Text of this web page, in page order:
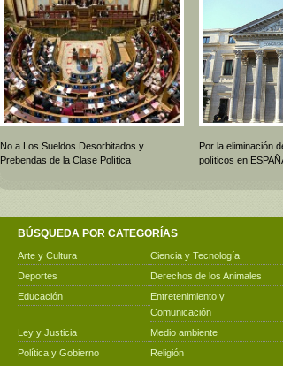
No a Los Sueldos Desorbitados y
Prebendas de la Clase Política
Por la eliminación
políticos en
BÚSQUEDA POR CATEGORÍAS
Arte y Cultura
Ciencia y Tecnología
Deportes
Derechos de los Animales
Educación
Entretenimiento y
Comunicación
Ley y Justicia
Medio ambiente
Política y Gobierno
Religión